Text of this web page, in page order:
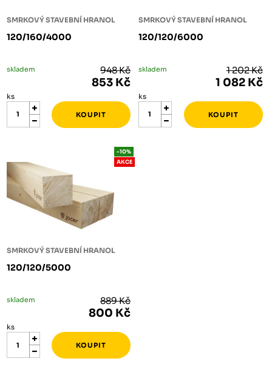
SMRKOVÝ STAVEBNÍ HRANOL
120/160/4000
skladem 948 Kč
853 Kč
ks
SMRKOVÝ STAVEBNÍ HRANOL
120/120/6000
skladem 1 202 Kč
1 082 Kč
ks
SMRKOVÝ STAVEBNÍ HRANOL
120/120/5000
-10%
AKCE
skladem 889 Kč
800 Kč
ks